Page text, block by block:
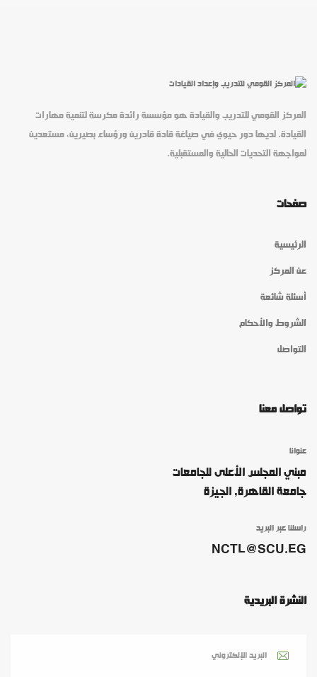
المركز القومي للتدريب والقيادة هو مؤسسة رائدة مكرسة لتنمية مهارات
القيادة. لديها دور حيوي في صياغة قادة قادرين ورؤساء بصيرين، مستعدين
لمواجهة التحديات الحالية والمستقبلية.
صفحات
الرئيسية
عن المركز
أسئلة شائعة
الشروط والأحكام
التواصل
تواصل معنا
عنوانا
مبني المجلس الأعلى للجامعات
جامعة القاهرة, الجيزة
راسلنا عبر البريد
NCTL@SCU.EG
النشرة البريدية